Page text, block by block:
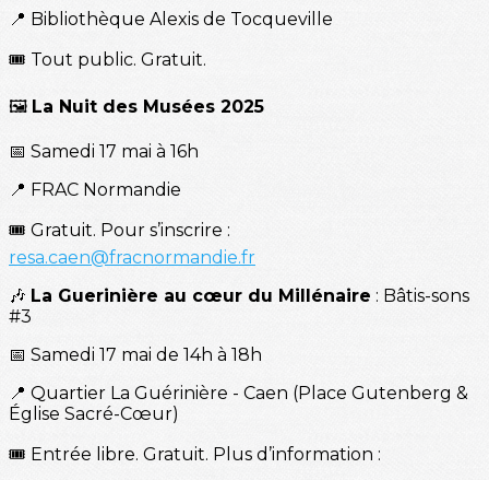
📍 Bibliothèque Alexis de Tocqueville
🎟️ Tout public. Gratuit.
🖼️ La Nuit des Musées 2025
📅 Samedi 17 mai à 16h
📍 FRAC Normandie
🎟️ Gratuit. Pour s’inscrire :
resa.caen@fracnormandie.fr
🎶 La Guerinière au cœur du Millénaire : Bâtis-sons
#3
📅 Samedi 17 mai de 14h à 18h
📍 Quartier La Guérinière - Caen (Place Gutenberg &
Église Sacré-Cœur)
🎟️ Entrée libre. Gratuit. Plus d’information :